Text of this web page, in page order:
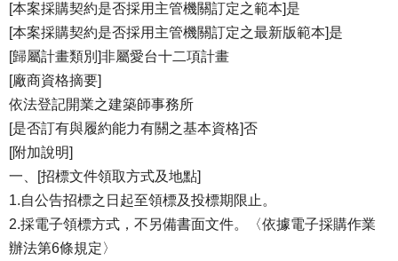
[本案採購契約是否採用主管機關訂定之範本]是
[本案採購契約是否採用主管機關訂定之最新版範本]是
[歸屬計畫類別]非屬愛台十二項計畫
[廠商資格摘要]
依法登記開業之建築師事務所
[是否訂有與履約能力有關之基本資格]否
[附加說明]
一、[招標文件領取方式及地點]
1.自公告招標之日起至領標及投標期限止。
2.採電子領標方式，不另備書面文件。〈依據電子採購作業
辦法第6條規定〉